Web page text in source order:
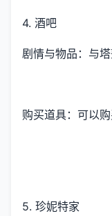
4. 酒吧
剧情与物品：与
购买道具：可以购
5. 珍妮特家